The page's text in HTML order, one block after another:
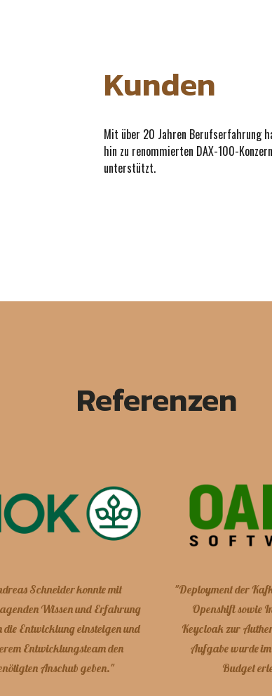
Kunden
Mit über 20 Jahren Berufserfahrung
hin zu renommierten DAX-100-
unterstützt.
Referenzen
Schneider konnte mit
Wissen und Erfahrung
die Entwicklung einsteigen und
Entwicklungsteam den
Anschub geben."
"Deployment der
Openshift sowie
Keycloak zur
Aufgabe wurde
Budget